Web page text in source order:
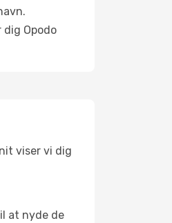
Opodo
viser vi dig
at nyde de